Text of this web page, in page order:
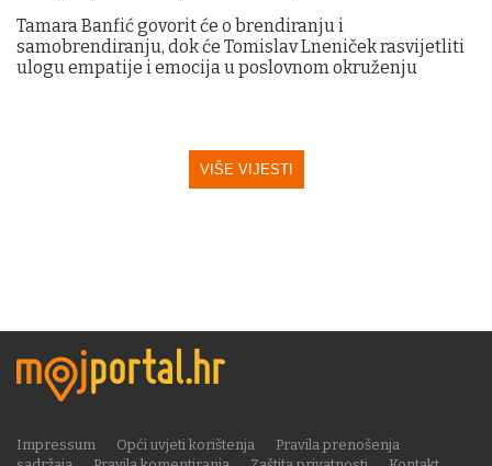
Tamara Banfić govorit će o brendiranju i
samobrendiranju, dok će Tomislav Lneniček rasvijetliti
ulogu empatije i emocija u poslovnom okruženju
VIŠE VIJESTI
Impressum Opći uvjeti korištenja
Pravila prenošenja